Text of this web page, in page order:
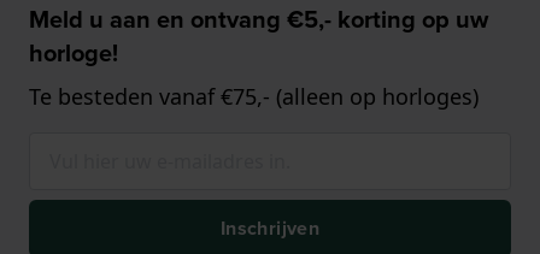
Meld u aan en ontvang €5,- korting op uw
horloge!
Te besteden vanaf €75,- (alleen op horloges)
Inschrijven